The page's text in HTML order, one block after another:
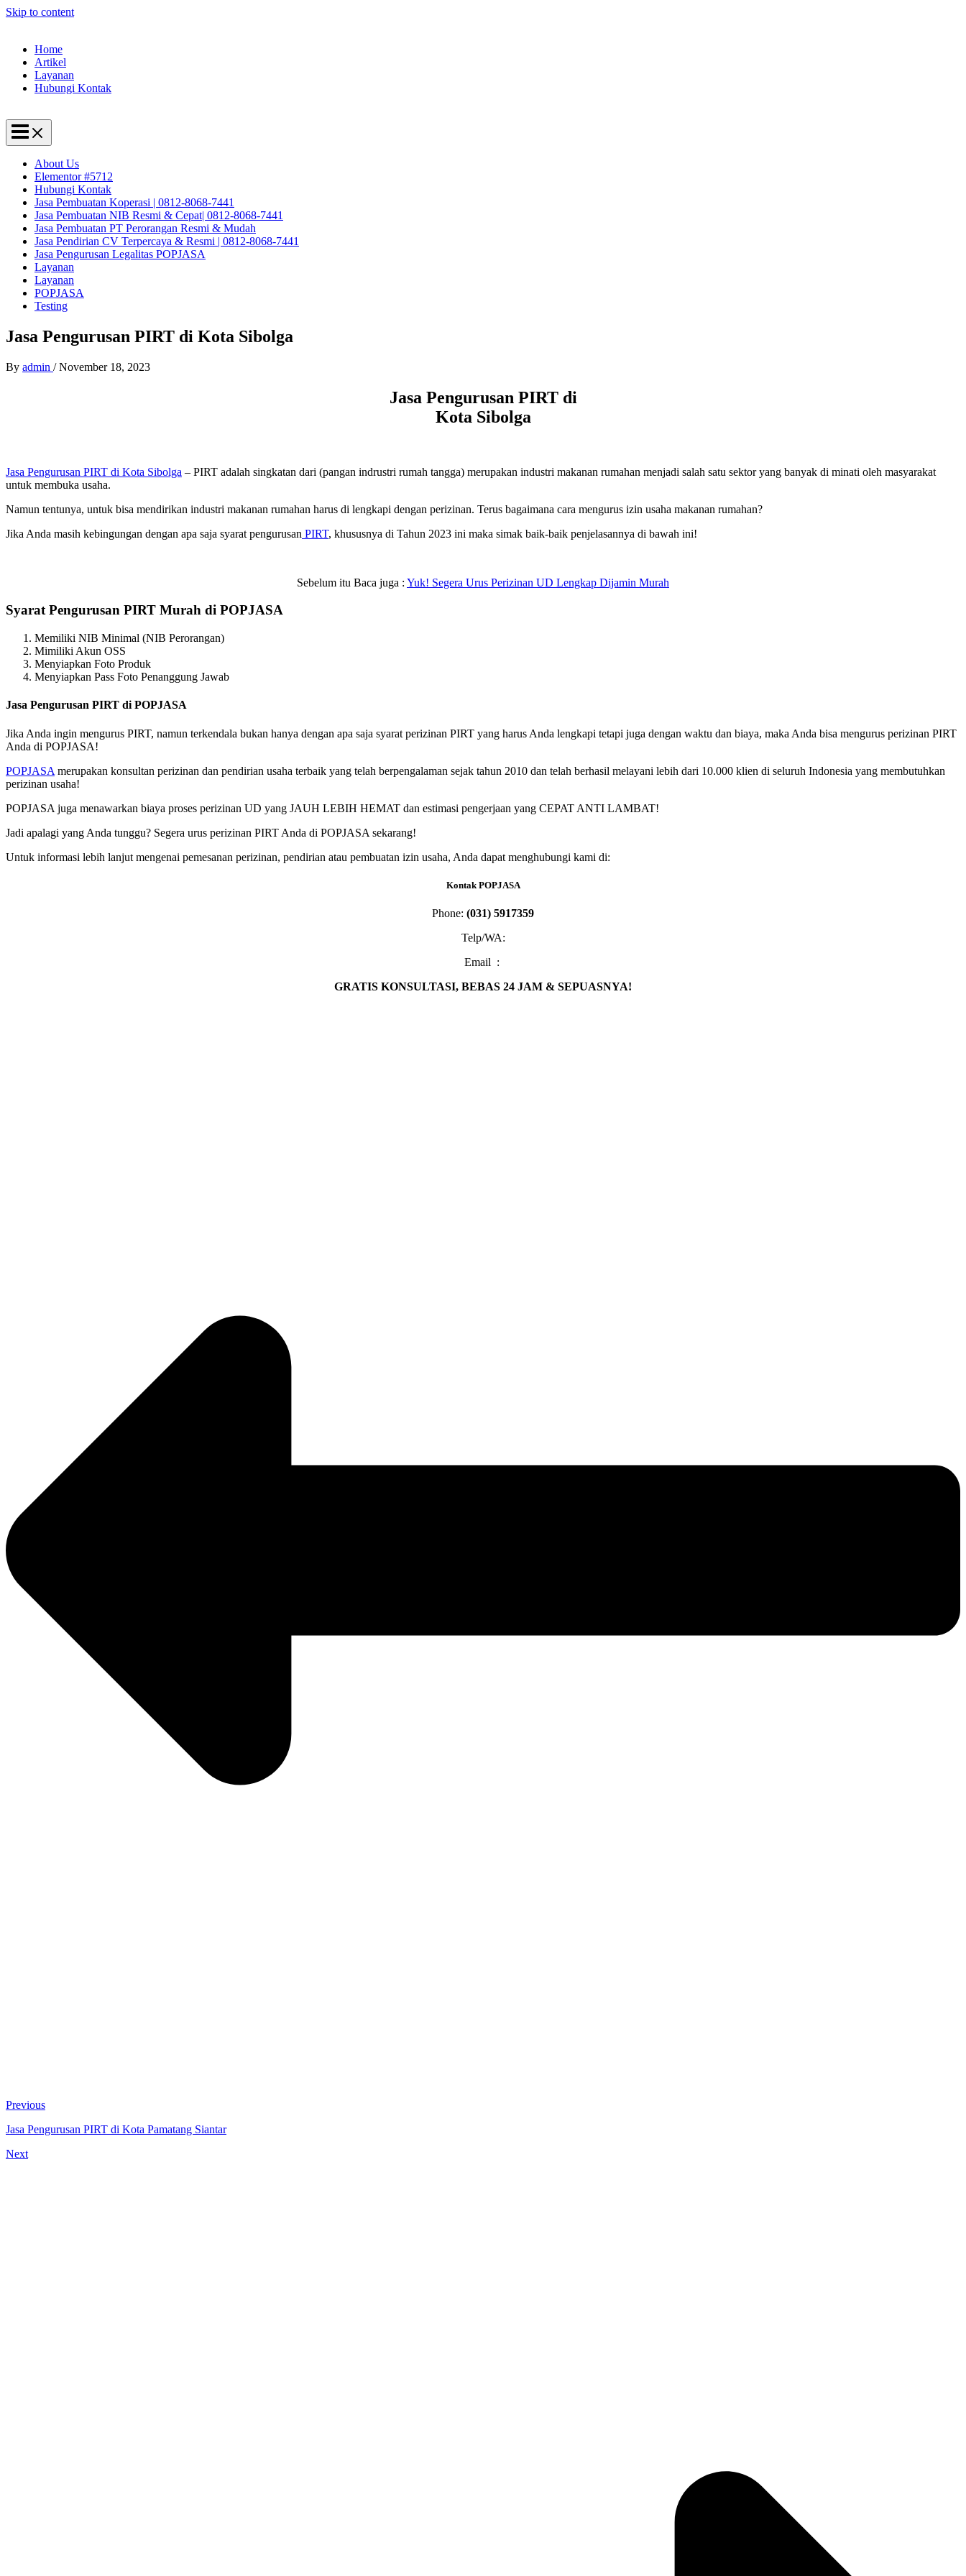
Skip to content
Home
Artikel
Layanan
Hubungi Kontak
About Us
Elementor #5712
Hubungi Kontak
Jasa Pembuatan Koperasi | 0812-8068-7441
Jasa Pembuatan NIB Resmi & Cepat| 0812-8068-7441
Jasa Pembuatan PT Perorangan Resmi & Mudah
Jasa Pendirian CV Terpercaya & Resmi | 0812-8068-7441
Jasa Pengurusan Legalitas POPJASA
Layanan
Layanan
POPJASA
Testing
Jasa Pengurusan PIRT di Kota Sibolga
By admin /November 18, 2023
Jasa Pengurusan PIRT di
Kota Sibolga
Jasa Pengurusan PIRT di Kota Sibolga – PIRT adalah singkatan dari (pangan indrustri rumah tangga) merupakan industri makanan rumahan menjadi salah satu sektor yang banyak di minati oleh masyarakat
untuk membuka usaha.
Namun tentunya, untuk bisa mendirikan industri makanan rumahan harus di lengkapi dengan perizinan. Terus bagaimana cara mengurus izin usaha makanan rumahan?
Jika Anda masih kebingungan dengan apa saja syarat pengurusan PIRT, khususnya di Tahun 2023 ini maka simak baik-baik penjelasannya di bawah ini!
Sebelum itu Baca juga : Yuk! Segera Urus Perizinan UD Lengkap Dijamin Murah
Syarat Pengurusan PIRT Murah di POPJASA
Memiliki NIB Minimal (NIB Perorangan)
Mimiliki Akun OSS
Menyiapkan Foto Produk
Menyiapkan Pass Foto Penanggung Jawab
Jasa Pengurusan PIRT di POPJASA
Jika Anda ingin mengurus PIRT, namun terkendala bukan hanya dengan apa saja syarat perizinan PIRT yang harus Anda lengkapi tetapi juga dengan waktu dan biaya, maka Anda bisa mengurus perizinan PIRT
Anda di POPJASA!
POPJASA merupakan konsultan perizinan dan pendirian usaha terbaik yang telah berpengalaman sejak tahun 2010 dan telah berhasil melayani lebih dari 10.000 klien di seluruh Indonesia yang membutuhkan
perizinan usaha!
POPJASA juga menawarkan biaya proses perizinan UD yang JAUH LEBIH HEMAT dan estimasi pengerjaan yang CEPAT ANTI LAMBAT!
Jadi apalagi yang Anda tunggu? Segera urus perizinan PIRT Anda di POPJASA sekarang!
Untuk informasi lebih lanjut mengenai pemesanan perizinan, pendirian atau pembuatan izin usaha, Anda dapat menghubungi kami di:
Kontak POPJASA
Phone: (031) 5917359
Telp/WA:
Email :
GRATIS KONSULTASI, BEBAS 24 JAM & SEPUASNYA!
Previous
Jasa Pengurusan PIRT di Kota Pamatang Siantar
Next